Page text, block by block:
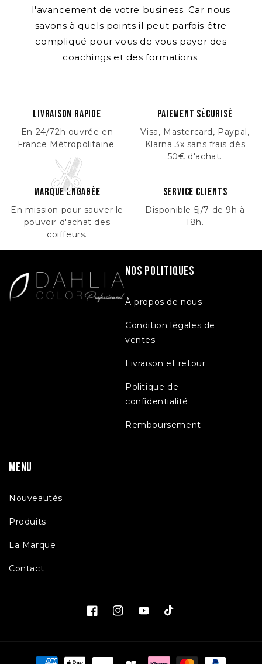
l'avancement de votre business. Car nous
savons à quels points il peut parfois être
compliqué pour vous de vous payer des
coachings et des formations.
Livraison rapide
En 24/72h ouvrée en
France Métropolitaine.
Paiement sécurisé
Visa, Mastercard, Paypal,
Klarna 3x sans frais dès
50€ d'achat.
marque engagée
En mission pour sauver le
pouvoir d'achat des
coiffeurs.
service clients
Disponible 5j/7 de 9h à
18h.
Nos Politiques
À propos de nous
Condition légales de
ventes
Livraison et retour
Politique de
confidentialité
Remboursement
Menu
Nouveautés
Produits
La Marque
Contact
FacebookInstagramYouTubeTikTok
Moyens